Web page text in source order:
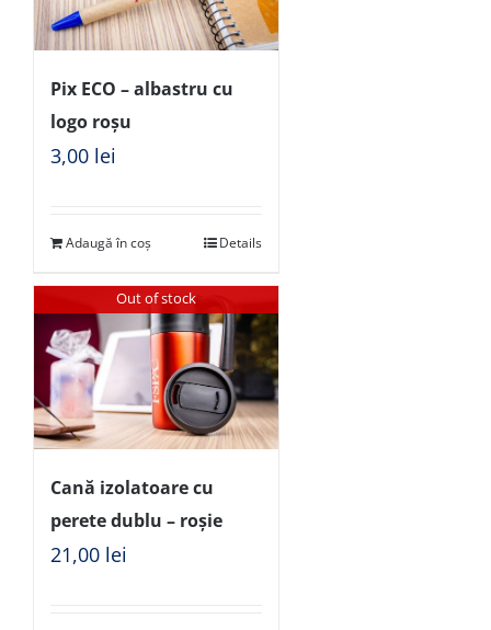
Pix ECO – albastru cu
logo roșu
3,00 lei
Adaugă în coș Details
Out of stock
Cană izolatoare cu
perete dublu – roșie
21,00 lei